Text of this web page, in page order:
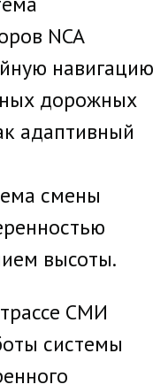
NCA
навигацию
дорожных
адаптивный
смены
высоты.
СМИ
системы